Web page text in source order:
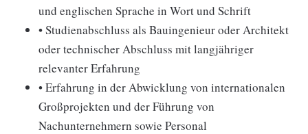
und englischen Sprache in Wort und Schrift
• Studienabschluss als Bauingenieur oder Architekt
oder technischer Abschluss mit langjähriger
relevanter Erfahrung
• Erfahrung in der Abwicklung von internationalen
Großprojekten und der Führung von
Nachunternehmern sowie Personal